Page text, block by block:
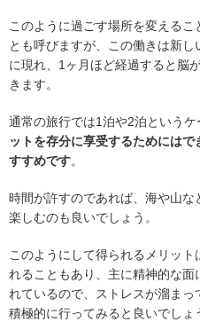
このように過ごす場所を変える
とも呼びますが、この働きは新
に現れ、1ヶ月ほど経過すると脳
きます。
通常の旅行では1泊や2泊というケ
ットを存分に享受するためには
すすめです。
時間が許すのであれば、海や山
楽しむのも良いでしょう。
このようにして得られるメリッ
れることもあり、主に精神的な面
れているので、ストレスが溜ま
積極的に行ってみると良いでしょ